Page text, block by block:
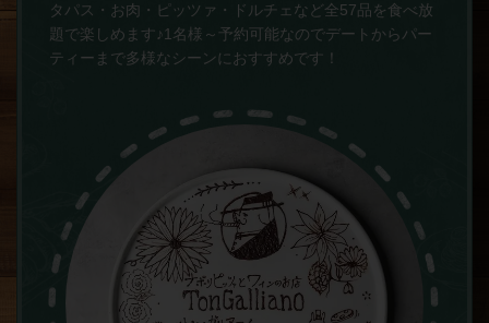
タパス・お肉・ピッツァ・ドルチェなど全57品を食べ放
題で楽しめます♪1名様～予約可能なのでデートからパー
ティーまで多様なシーンにおすすめです！